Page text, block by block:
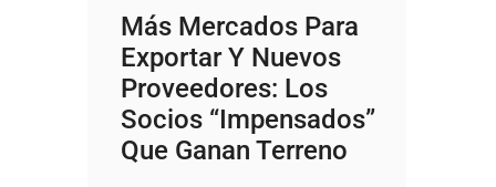
Más Mercados Para
Exportar Y Nuevos
Proveedores: Los
Socios “impensados”
Que Ganan Terreno